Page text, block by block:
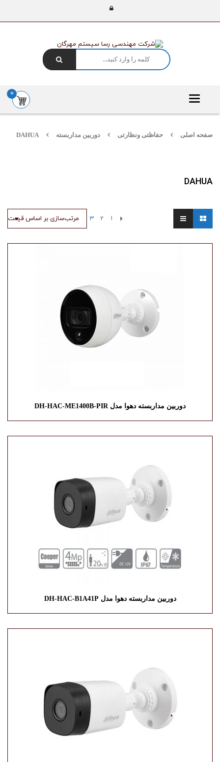
Toggle
0
صفحه اصلی حفاظتی ونظارتی دوربین مداربسته DAHUA
DAHUA
مرتب‌سازی بر اساس قیمت 1
2
3
دوربین مداربسته دهوا مدل DH-HAC-ME1400B-PIR
دوربین مداربسته دهوا مدل DH-HAC-B1A41P